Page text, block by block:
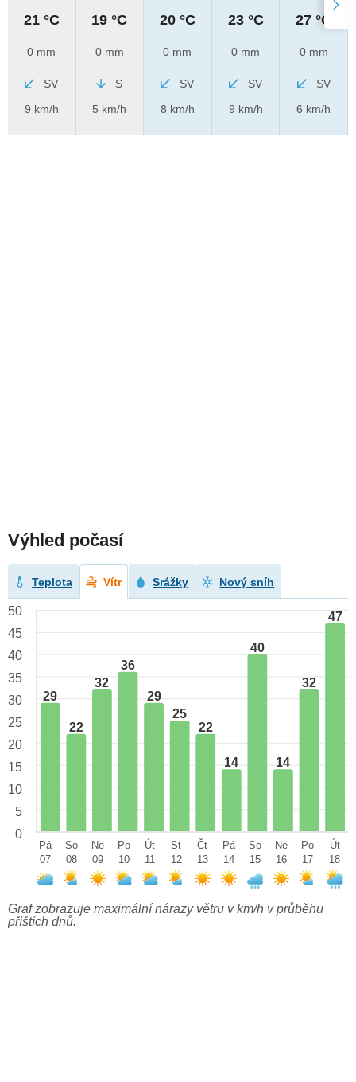
21 °C
0 mm
SV
9 km/h
19 °C
0 mm
S
5 km/h
20 °C
0 mm
SV
8 km/h
23 °C
0 mm
SV
9 km/h
27 °C
0 mm
SV
6 km/h
Výhled počasí
Teplota Vítr Srážky Nový sníh
29
22
32
36
29
25
22
14
40
14
32
47
50
45
40
35
30
25
20
15
10
5
0
Pá
07
So
08
Ne
09
Po
10
Út
11
St
12
Čt
13
Pá
14
So
15
Ne
16
Po
17
Út
18
Graf zobrazuje maximální nárazy větru v km/h v průběhu
příštích dnů.